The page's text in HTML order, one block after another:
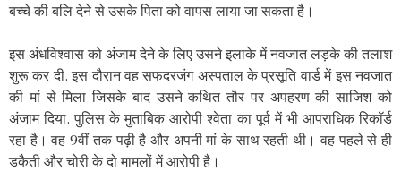
बच्चे की बलि देने से उसके पिता को वापस लाया जा सकता है।
इस अंधविश्वास को अंजाम देने के लिए उसने इलाके में नवजात लड़के की तलाश
शुरू कर दी. इस दौरान वह सफदरजंग अस्पताल के प्रसूति वार्ड में इस नवजात
की मां से मिला जिसके बाद उसने कथित तौर पर अपहरण की साजिश को
अंजाम दिया. पुलिस के मुताबिक आरोपी श्वेता का पूर्व में भी आपराधिक रिकॉर्ड
रहा है। वह 9वीं तक पढ़ी है और अपनी मां के साथ रहती थी। वह पहले से ही
डकैती और चोरी के दो मामलों में आरोपी है।